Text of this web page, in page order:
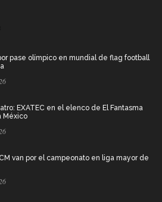
pase olímpico en mundial de flag football
EXATEC en el elenco de El Fantasma
México
van por el campeonato en liga mayor de